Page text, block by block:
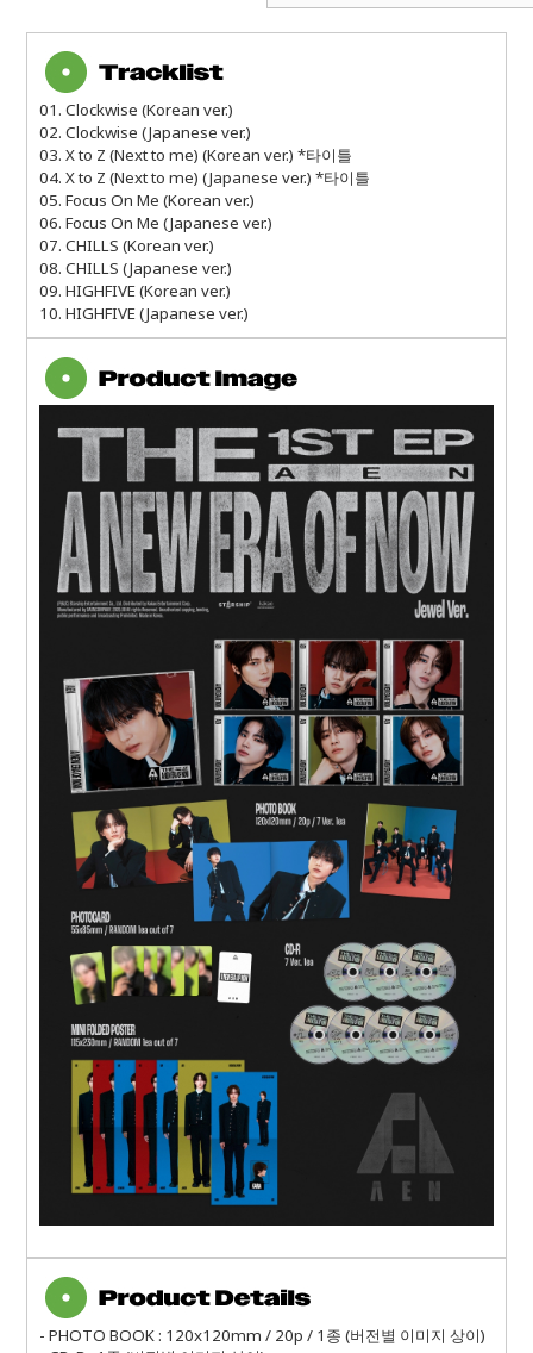
01. Clockwise (Korean ver.)
02. Clockwise (Japanese ver.)
03. X to Z (Next to me) (Korean ver.) *타이틀
04. X to Z (Next to me) (Japanese ver.) *타이틀
05. Focus On Me (Korean ver.)
06. Focus On Me (Japanese ver.)
07. CHILLS (Korean ver.)
08. CHILLS (Japanese ver.)
09. HIGHFIVE (Korean ver.)
10. HIGHFIVE (Japanese ver.)
- PHOTO BOOK : 120x120mm / 20p / 1종 (버전별 이미지 상이)